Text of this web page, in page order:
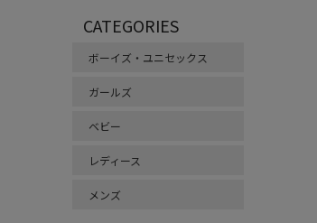
CATEGORIES
ボーイズ・ユニセックス
ガールズ
ベビー
レディース
メンズ